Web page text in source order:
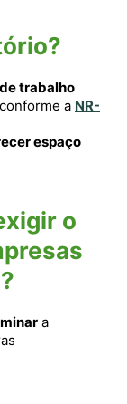
trabalho
a NR-
espaço
o
a